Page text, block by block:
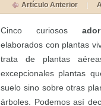
Artículo Anterior
Cinco curiosos
elaborados con plantas
trata de plantas
excepcionales plantas
suelo sino sobre otras
árboles. Podemos así